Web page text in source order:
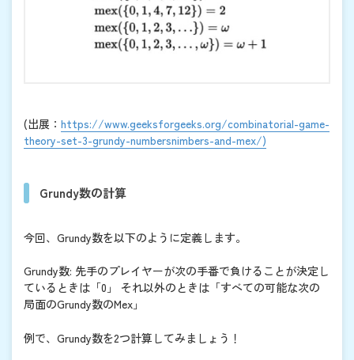
(出展： https://www.geeksforgeeks.org/combinatorial-game-
theory-set-3-grundy-numbersnimbers-and-mex/)
Grundy数の計算
今回、Grundy数を以下のように定義します。
Grundy数: 先手のプレイヤーが次の手番で負けることが決定し
ているときは「0」 それ以外のときは「すべての可能な次の
局面のGrundy数のMex」
例で、Grundy数を2つ計算してみましょう！